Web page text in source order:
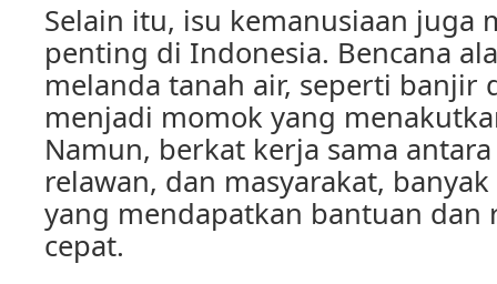
Selain itu, isu kemanusiaan juga
penting di Indonesia. Bencana
melanda tanah air, seperti banjir
menjadi momok yang
Namun, berkat kerja sama
relawan, dan masyarakat,
yang mendapatkan bantuan dan
cepat.